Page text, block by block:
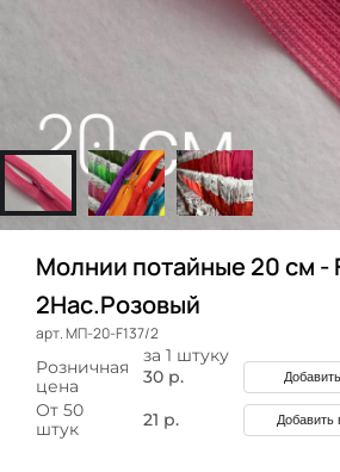
Молнии потайные 20 см -
2Нас.Розовый
арт. МП-20-F137/2
за 1 штуку
Розничная
цена
30 р.
От 50
штук
21 р. Добавить